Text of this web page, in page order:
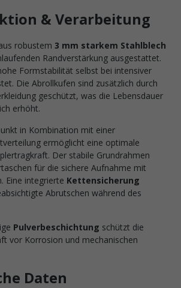
& Verarbeitung
robustem 3 mm starkem Stahlblech
Randverstärkung ausgestattet.
Formstabilität selbst bei intensiver
Die Abrollkufen sind zusätzlich durch
geschützt, was die Lebensdauer
erhöht.
in Kombination mit einer
ermöglicht eine optimale
Der stabile Grundrahmen
für die sichere Aufnahme mit
Eine integrierte Kettensicherung
Abrutschen während des
Pulverbeschichtung schützt die
vor Korrosion und mechanischen
Daten